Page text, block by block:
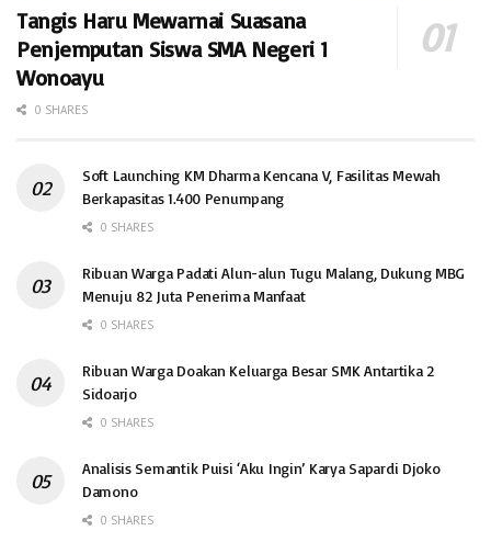
Tangis Haru Mewarnai Suasana
Penjemputan Siswa SMA Negeri 1
Wonoayu
0 SHARES
Soft Launching KM Dharma Kencana V, Fasilitas Mewah
Berkapasitas 1.400 Penumpang
0 SHARES
Ribuan Warga Padati Alun-alun Tugu Malang, Dukung MBG
Menuju 82 Juta Penerima Manfaat
0 SHARES
Ribuan Warga Doakan Keluarga Besar SMK Antartika 2
Sidoarjo
0 SHARES
Analisis Semantik Puisi ‘Aku Ingin’ Karya Sapardi Djoko
Damono
0 SHARES